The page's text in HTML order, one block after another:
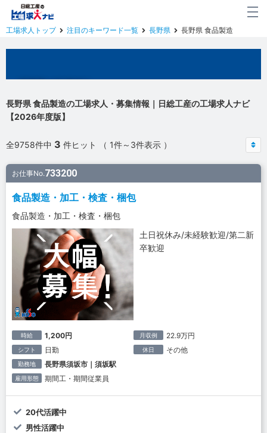
工場求人トップ 注目のキーワード一覧 長野県 長野県 食品製造
長野県 食品製造の工場求人・募集情報｜日総工産の工場求人ナビ
【2026年度版】
全9758件中 3 件ヒット （ 1件～3件表示 ）
お仕事No.733200
食品製造・加工・検査・梱包
食品製造・加工・検査・梱包
土日祝休み/未経験歓迎/第二新
卒歓迎
時給 1,200円 月収例 22.9万円
シフト 日勤 休日 その他
勤務地 長野県須坂市｜須坂駅
雇用形態 期間工・期間従業員
20代活躍中
男性活躍中